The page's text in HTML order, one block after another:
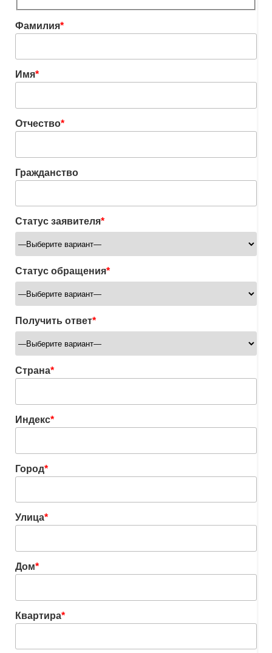
Фамилия*
Имя*
Отчество*
Гражданство
Статус заявителя*
Статус обращения*
Получить ответ*
Страна*
Индекс*
Город*
Улица*
Дом*
Квартира*